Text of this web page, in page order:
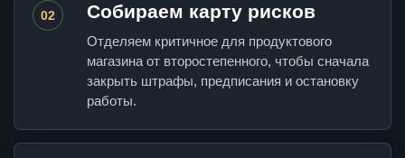
02 Собираем карту рисков
Отделяем критичное для продуктового
магазина от второстепенного, чтобы сначала
закрыть штрафы, предписания и остановку
работы.